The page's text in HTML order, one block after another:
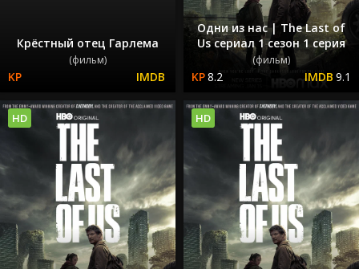
Крёстный отец Гарлема
(фильм)
Одни из нас | The Last of
Us сериал 1 сезон 1 серия
(фильм)
8.2 9.1
HD HD